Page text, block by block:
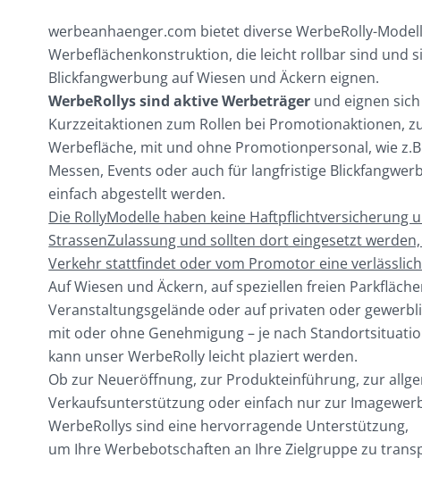
werbeanhaenger.com bietet diverse WerbeRolly-
Werbeflächenkonstruktion, die leicht rollbar sind und
Blickfangwerbung auf Wiesen und Äckern eignen.
WerbeRollys sind aktive Werbeträger und eignen
Kurzzeitaktionen zum Rollen bei Promotionaktionen,
Werbefläche, mit und ohne Promotionpersonal, wie
Messen, Events oder auch für langfristige
einfach abgestellt werden.
Die RollyModelle haben keine Haftpflichtversicherung
StrassenZulassung und sollten dort eingesetzt
Verkehr stattfindet oder vom Promotor eine
Auf Wiesen und Äckern, auf speziellen freien
Veranstaltungsgelände oder auf privaten oder
mit oder ohne Genehmigung – je nach
kann unser WerbeRolly leicht plaziert werden.
Ob zur Neueröffnung, zur Produkteinführung, zur
Verkaufsunterstützung oder einfach nur zur
WerbeRollys sind eine hervorragende Unterstützung,
um Ihre Werbebotschaften an Ihre Zielgruppe zu